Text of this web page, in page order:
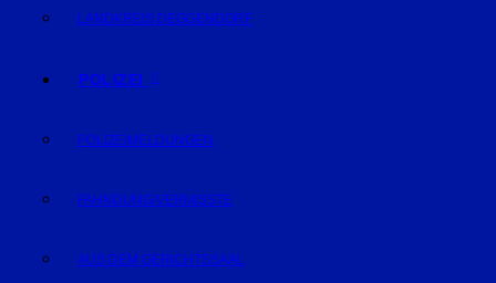
LANDKREIS DEGGENDORF
POLIZEI
POLIZEIMELDUNGEN
FAHNDUNG/VERMISSTE
AUS DEM GERICHTSSAAL